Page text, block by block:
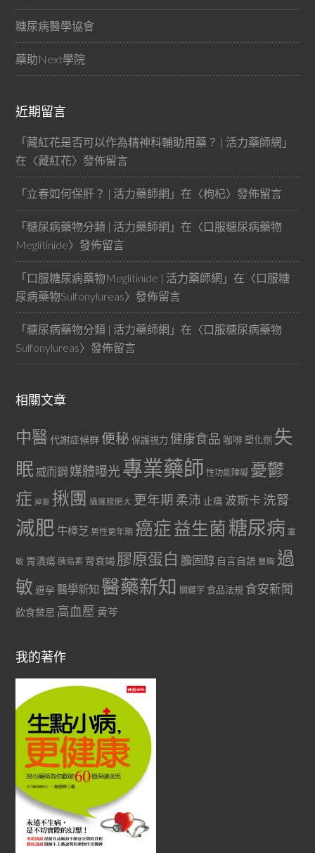
糖尿病醫學協會
藥助Next學院
近期留言
「藏紅花是否可以作為精神科輔助用藥？ | 活力藥師網 」
在〈藏紅花〉發佈留言
「立春如何保肝？ | 活力藥師網 」在〈枸杞〉發佈留言
「糖尿病藥物分類 | 活力藥師網 」在〈口服糖尿病藥物
Meglitinide〉發佈留言
「口服糖尿病藥物Meglitinide | 活力藥師網 」在〈口服糖
尿病藥物Sulfonylureas〉發佈留言
「糖尿病藥物分類 | 活力藥師網 」在〈口服糖尿病藥物
Sulfonylureas〉發佈留言
相關文章
中醫代謝症候群 便秘 保護視力 健康食品 咖啡 塑化劑 失
眠 威而鋼 媒體曝光專業藥師 性功能障礙 憂鬱
症 掉髮 揪團 攝護腺肥大 更年期 柔沛 止痛 波斯卡 洗腎
減肥 牛樟芝 男性更年期 癌症益生菌 糖尿病 罩
敏 胃潰瘍 胰島素 腎衰竭 膠原蛋白 膽固醇 自言自語 豐胸 過
敏 避孕 醫學新知 醫藥新知 關鍵字 食品法規 食安新聞
飲食禁忌 高血壓 黃芩
我的著作